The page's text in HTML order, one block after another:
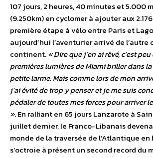
107 jours, 2 heures, 40 minutes et 5.000
(9.250km) en cyclomer à ajouter aux
première étape à vélo entre Paris et
aujourd’hui l’aventurier arrivé de l’autre
continent.« Dire que j’en ai rêvé, c’est
premières lumières de Miami briller dans la
petite larme. Mais comme lors de mon
j’ai évité de trop y penser et je me suis
pédaler de toutes mes forces pour arriver
». En ralliant en 65 jours Lanzarote à
juillet dernier, le Franco-Libanais
monde de la traversée de l’Atlantique
s’octroie à présent un second record du